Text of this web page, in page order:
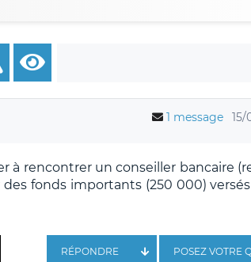
1 message 15/
à rencontrer un conseiller bancaire
fonds importants (250 000)
POSEZ VOTRE
RÉPONDRE